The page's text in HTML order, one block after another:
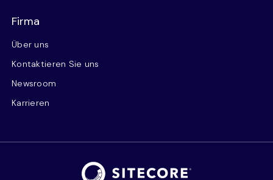
Firma
Über uns
Kontaktieren Sie uns
Newsroom
Karrieren